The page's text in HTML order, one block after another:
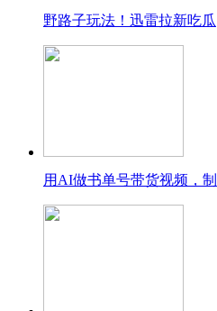
野路子玩法！迅雷拉新吃瓜
用AI做书单号带货视频，制